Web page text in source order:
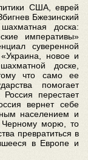
США, еврей
Бжезинский
доска:
императивы»
суверенной
новое и
доске,
что само ее
помогает
перестает
вернет себе
населением и
Черному морю, то
превратиться в
в Европе и